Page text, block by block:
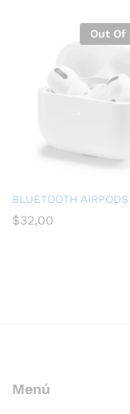
Out Of
BLUETOOTH
$32,00
Menú